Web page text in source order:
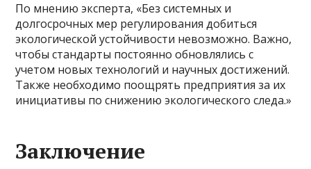
По мнению эксперта, «Без системных и
долгосрочных мер регулирования добиться
экологической устойчивости невозможно. Важно,
чтобы стандарты постоянно обновлялись с
учетом новых технологий и научных достижений.
Также необходимо поощрять предприятия за их
инициативы по снижению экологического следа.»
Заключение